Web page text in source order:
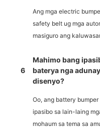
Ang mga electric
safety belt ug mga
masiguro ang
6
Mahimo bang
baterya nga
disenyo?
Oo, ang battery
ipasibo sa lain-laing
mohaum sa tema sa